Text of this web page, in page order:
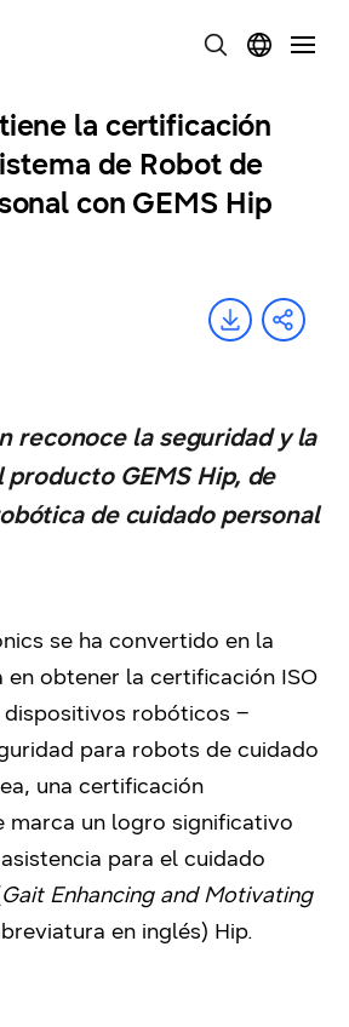
la certificación
de Robot de
con GEMS Hip
reconoce la seguridad y la
producto GEMS Hip, de
de cuidado personal
se ha convertido en la
en obtener la certificación ISO
robóticos –
para robots de cuidado
una certificación
marca un logro significativo
para el cuidado
Gait Enhancing and Motivating
en inglés) Hip.